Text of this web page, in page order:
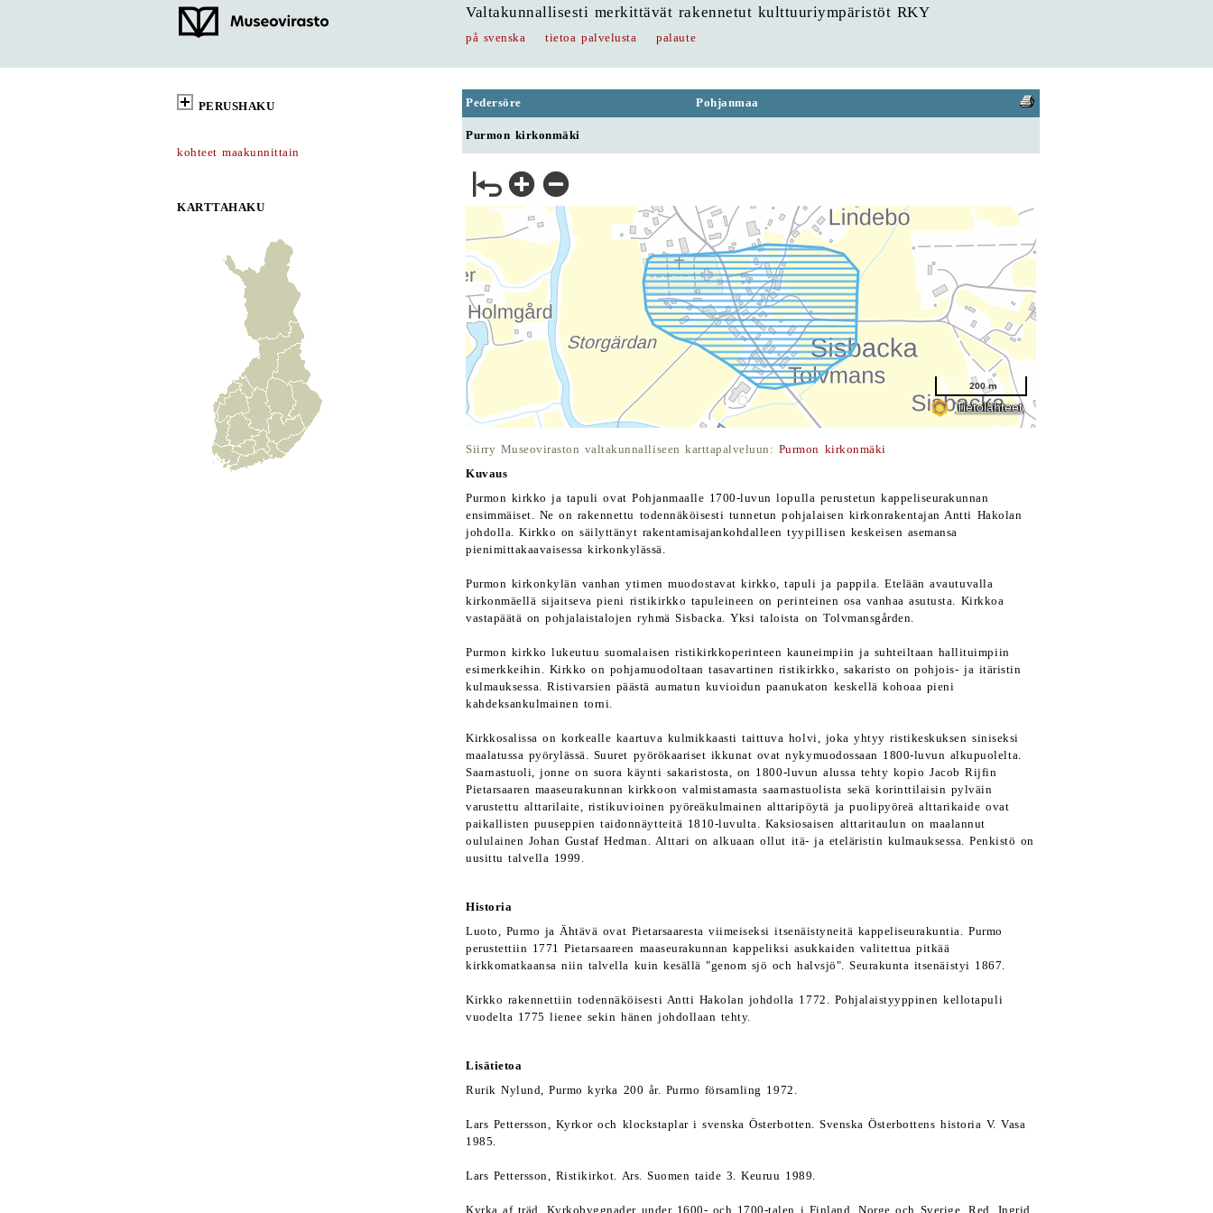
Valtakunnallisesti merkittävät rakennetut kulttuuriympäristöt RKY
på svenska tietoa palvelusta palaute
PERUSHAKU
kohteet maakunnittain
KARTTAHAKU
Pedersöre Pohjanmaa
Purmon kirkonmäki
Siirry Museoviraston valtakunnalliseen karttapalveluun: Purmon kirkonmäki
Kuvaus
Purmon kirkko ja tapuli ovat Pohjanmaalle 1700-luvun lopulla perustetun kappeliseurakunnan
ensimmäiset. Ne on rakennettu todennäköisesti tunnetun pohjalaisen kirkonrakentajan Antti Hakolan
johdolla. Kirkko on säilyttänyt rakentamisajankohdalleen tyypillisen keskeisen asemansa
pienimittakaavaisessa kirkonkylässä.
Purmon kirkonkylän vanhan ytimen muodostavat kirkko, tapuli ja pappila. Etelään avautuvalla
kirkonmäellä sijaitseva pieni ristikirkko tapuleineen on perinteinen osa vanhaa asutusta. Kirkkoa
vastapäätä on pohjalaistalojen ryhmä Sisbacka. Yksi taloista on Tolvmansgården.
Purmon kirkko lukeutuu suomalaisen ristikirkkoperinteen kauneimpiin ja suhteiltaan hallituimpiin
esimerkkeihin. Kirkko on pohjamuodoltaan tasavartinen ristikirkko, sakaristo on pohjois- ja itäristin
kulmauksessa. Ristivarsien päästä aumatun kuvioidun paanukaton keskellä kohoaa pieni
kahdeksankulmainen torni.
Kirkkosalissa on korkealle kaartuva kulmikkaasti taittuva holvi, joka yhtyy ristikeskuksen siniseksi
maalatussa pyörylässä. Suuret pyörökaariset ikkunat ovat nykymuodossaan 1800-luvun alkupuolelta.
Saarnastuoli, jonne on suora käynti sakaristosta, on 1800-luvun alussa tehty kopio Jacob Rijfin
Pietarsaaren maaseurakunnan kirkkoon valmistamasta saarnastuolista sekä korinttilaisin pylväin
varustettu alttarilaite, ristikuvioinen pyöreäkulmainen alttaripöytä ja puolipyöreä alttarikaide ovat
paikallisten puuseppien taidonnäytteitä 1810-luvulta. Kaksiosaisen alttaritaulun on maalannut
oululainen Johan Gustaf Hedman. Alttari on alkuaan ollut itä- ja eteläristin kulmauksessa. Penkistö on
uusittu talvella 1999.
Historia
Luoto, Purmo ja Ähtävä ovat Pietarsaaresta viimeiseksi itsenäistyneitä kappeliseurakuntia. Purmo
perustettiin 1771 Pietarsaareen maaseurakunnan kappeliksi asukkaiden valitettua pitkää
kirkkomatkaansa niin talvella kuin kesällä "genom sjö och halvsjö". Seurakunta itsenäistyi 1867.
Kirkko rakennettiin todennäköisesti Antti Hakolan johdolla 1772. Pohjalaistyyppinen kellotapuli
vuodelta 1775 lienee sekin hänen johdollaan tehty.
Lisätietoa
Rurik Nylund, Purmo kyrka 200 år. Purmo församling 1972.
Lars Pettersson, Kyrkor och klockstaplar i svenska Österbotten. Svenska Österbottens historia V. Vasa
1985.
Lars Pettersson, Ristikirkot. Ars. Suomen taide 3. Keuruu 1989.
Kyrka af träd. Kyrkobyggnader under 1600- och 1700-talen i Finland, Norge och Sverige. Red. Ingrid